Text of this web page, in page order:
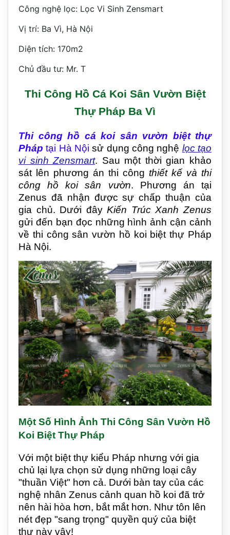
Công nghệ lọc: Lọc Vi Sinh Zensmart
Vị trí: Ba Vì, Hà Nội
Diện tích: 170m2
Chủ đầu tư: Mr. T
Thi Công Hồ Cá Koi Sân Vườn Biệt
Thự Pháp Ba Vì
Thi công hồ cá koi sân vườn biệt thự
Pháptại Hà Nội sử dụng công nghệ lọc tạo
vi sinh Zensmart. Sau một thời gian khảo
sát lên phương án thi công thiết kế và thi
công hồ koi sân vườn. Phương án tại
Zenus đã nhận được sự chấp thuận của
gia chủ. Dưới đâyKiến Trúc Xanh Zenus
gửi đến bạn đọc những hình ảnh cận cảnh
về thi công sân vườn hồ koi biệt thự Pháp
Hà Nội.
Một Số Hình Ảnh Thi Công Sân Vườn Hồ
Koi Biệt Thự Pháp
Với một biệt thự kiểu Pháp nhưng với gia
chủ lại lựa chọn sử dụng những loại cây
"thuần Việt" hơn cả. Dưới bàn tay của các
nghệ nhân Zenus cảnh quan hồ koi đã trở
nên hài hòa hơn, bắt mắt hơn. Như tôn lên
nét đẹp "sang trọng" quyền quý của biệt
thự này vậy!